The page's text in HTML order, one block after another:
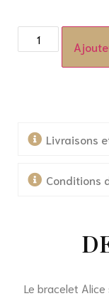
Livraisons
Conditions
Le bracelet